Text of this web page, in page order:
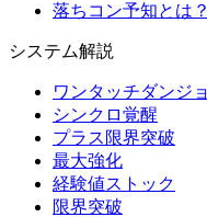
落ちコン予知とは？
システム解説
ワンタッチダンジ
シンクロ覚醒
プラス限界突破
最大強化
経験値ストック
限界突破